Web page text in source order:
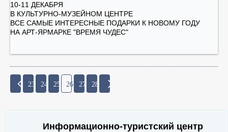
10-11 ДЕКАБРЯ
В КУЛЬТУРНО-МУЗЕЙНОМ ЦЕНТРЕ
ВСЕ САМЫЕ ИНТЕРЕСНЫЕ ПОДАРКИ К НОВОМУ ГОДУ
НА АРТ-ЯРМАРКЕ "ВРЕМЯ ЧУДЕС"
23 24 25 26 27 28
Информационно-туристский центр